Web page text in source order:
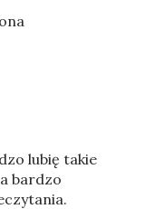
lubię takie
bardzo